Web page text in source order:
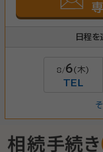
日程を
8/6 (木)
TEL